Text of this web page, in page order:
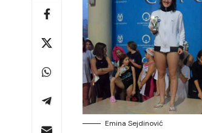
Emina Sejdinović